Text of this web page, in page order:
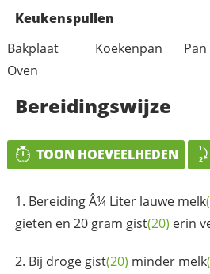
Keukenspullen
Bakplaat
Koekenpan
Pan
Oven
Bereidingswijze
TOON HOEVEELHEDEN
Bereiding Â¼ Liter lauwe melk
gieten en 20 gram gist(20) erin
Bij droge gist(20) minder melk